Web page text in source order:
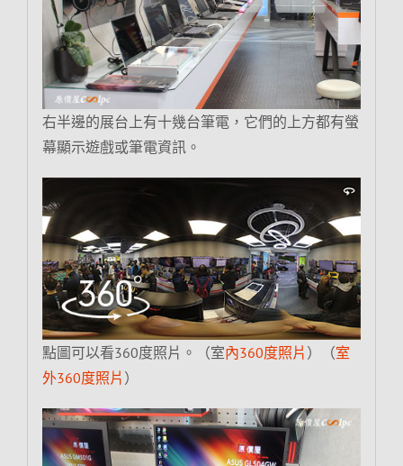
右半邊的展台上有十幾台筆電，它們的上方都有螢
幕顯示遊戲或筆電資訊。
點圖可以看360度照片。（室內360度照片 ）（室
外360度照片 ）